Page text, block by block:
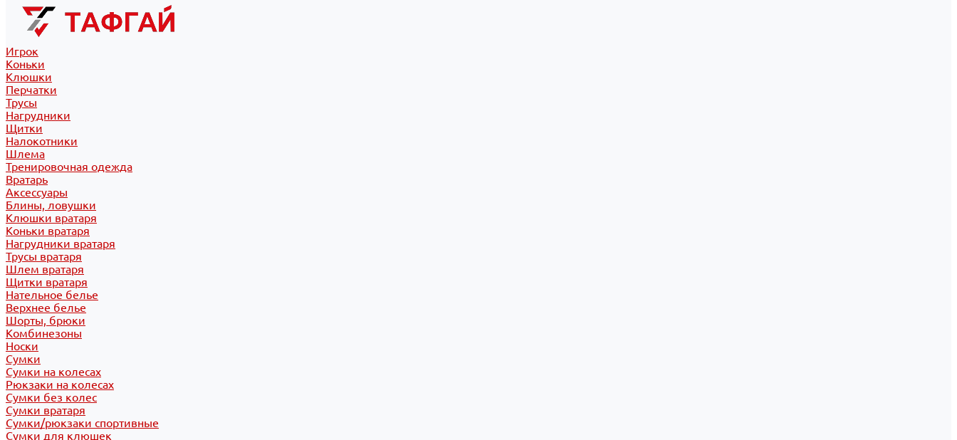
Игрок
Коньки
Клюшки
Перчатки
Трусы
Нагрудники
Щитки
Налокотники
Шлема
Тренировочная одежда
Вратарь
Аксессуары
Блины, ловушки
Клюшки вратаря
Коньки вратаря
Нагрудники вратаря
Трусы вратаря
Шлем вратаря
Щитки вратаря
Нательное белье
Верхнее белье
Шорты, брюки
Комбинезоны
Носки
Сумки
Сумки на колесах
Рюкзаки на колесах
Сумки без колес
Сумки вратаря
Сумки/рюкзаки спортивные
Сумки для клюшек